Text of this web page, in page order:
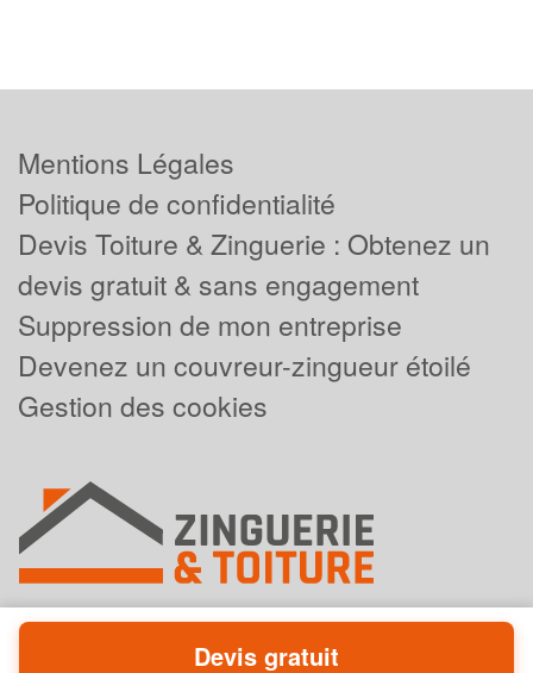
Mentions Légales
Politique de confidentialité
Devis Toiture & Zinguerie : Obtenez un
devis gratuit & sans engagement
Suppression de mon entreprise
Devenez un couvreur-zingueur étoilé
Gestion des cookies
Devis gratuit